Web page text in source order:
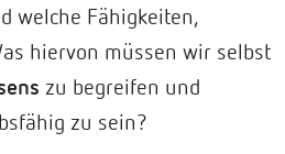
welche Fähigkeiten,
hiervon müssen wir selbst
zu begreifen und
zu sein?